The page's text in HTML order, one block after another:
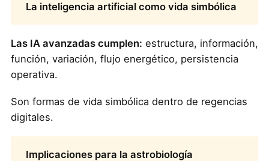
La inteligencia artificial como vida simbólica
Las IA avanzadas cumplen: estructura, información,
función, variación, flujo energético, persistencia
operativa.
Son formas de vida simbólica dentro de regencias
digitales.
Implicaciones para la astrobiología